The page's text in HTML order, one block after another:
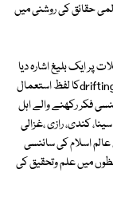
حقائق کی روشنی میں
ایک بلیغ اشارہ دیا
ہے، انھوں نے پاکستان میں سائنس کی سرگرمیوں سے ہٹنے driftingکا لفظ استعمال
فکر رکھنے والے اہل
کندی، رازی ،غزالی
اسلام کی سائنسی
میں علم وتحقیق کی